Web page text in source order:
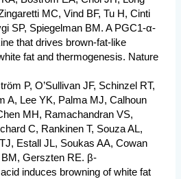
MC, Vind BF, Tu H, Cinti
SP, Spiegelman BM. A PGC1-α-
that drives brown-fat-like
fat and thermogenesis. Nature
P, O’Sullivan JF, Schinzel RT,
A, Lee YK, Palma MJ, Calhoun
MH, Ramachandran VS,
C, Rankinen T, Souza AL,
Estall JL, Soukas AA, Cowan
Gerszten RE. β-
induces browning of white fat